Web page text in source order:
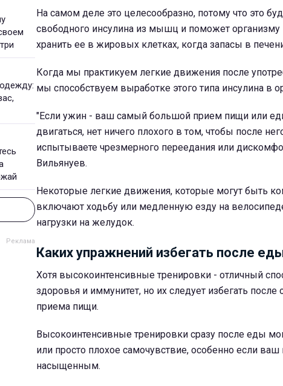
На самом деле это целесообразно, потому что это
свободного инсулина из мышц и поможет организму
хранить ее в жировых клетках, когда запасы в
Когда мы практикуем легкие движения после
мы способствуем выработке этого типа инсулина в
"Если ужин - ваш самый большой прием пищи или
двигаться, нет ничего плохого в том, чтобы после
испытываете чрезмерного переедания или
Вильянуев.
Некоторые легкие движения, которые могут быть
включают ходьбу или медленную езду на
нагрузки на желудок.
Каких упражнений избегать после
Хотя высокоинтенсивные тренировки - отличный
здоровья и иммунитет, но их следует избегать
приема пищи.
Высокоинтенсивные тренировки сразу после еды
или просто плохое самочувствие, особенно если
насыщенным.